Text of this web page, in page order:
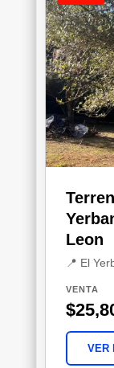
Leon
📍 El
VENTA
VER